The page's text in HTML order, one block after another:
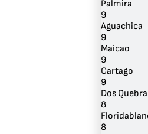
Palmira
9
Aguachica
9
Maicao
9
Cartago
9
Dos
8
8